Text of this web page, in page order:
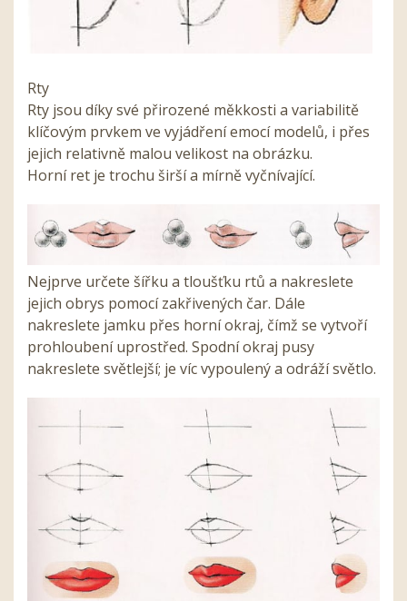
Rty
Rty jsou díky své přirozené měkkosti a variabilitě
klíčovým prvkem ve vyjádření emocí modelů, i přes
jejich relativně malou velikost na obrázku.
Horní ret je trochu širší a mírně vyčnívající.
Nejprve určete šířku a tloušťku rtů a nakreslete
jejich obrys pomocí zakřivených čar. Dále
nakreslete jamku přes horní okraj, čímž se vytvoří
prohloubení uprostřed. Spodní okraj pusy
nakreslete světlejší; je víc vypoulený a odráží světlo.